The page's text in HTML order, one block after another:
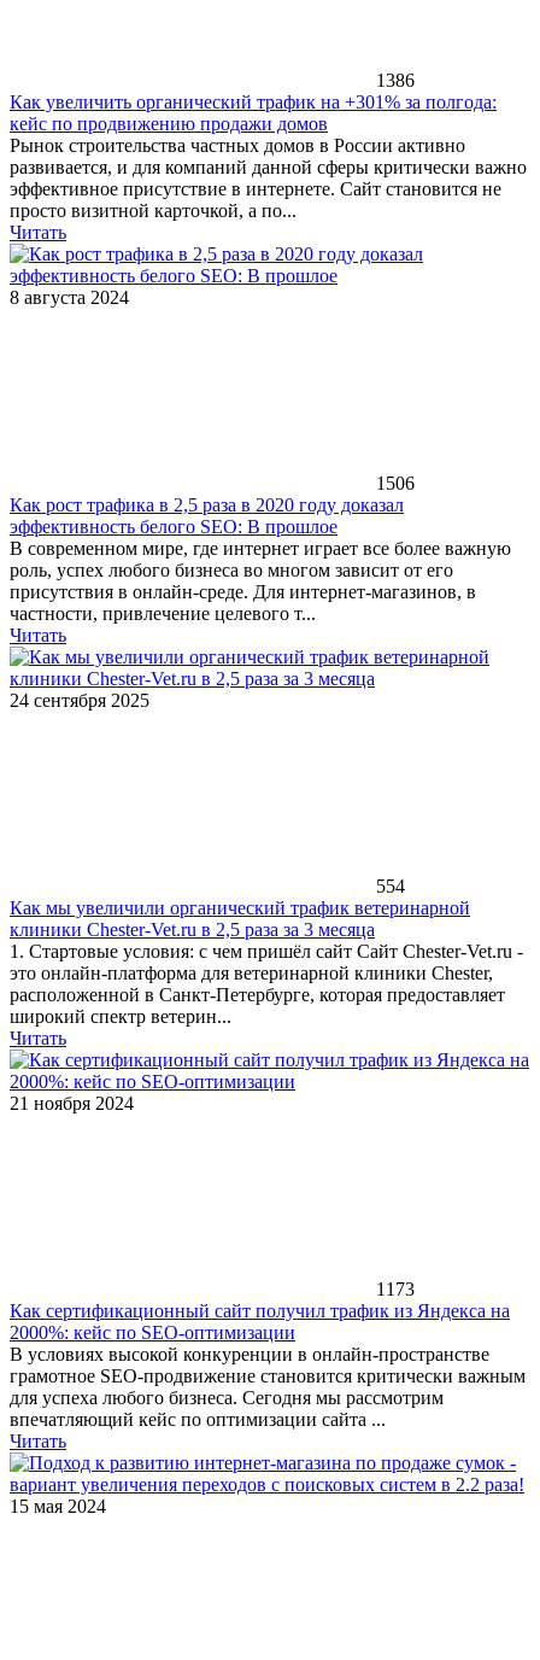
1386
Как увеличить органический трафик на +301% за полгода:
кейс по продвижению продажи домов
Рынок строительства частных домов в России активно
развивается, и для компаний данной сферы критически важно
эффективное присутствие в интернете. Сайт становится не
просто визитной карточкой, а по...
Читать
8 августа 2024
1506
Как рост трафика в 2,5 раза в 2020 году доказал
эффективность белого SEO: В прошлое
В современном мире, где интернет играет все более важную
роль, успех любого бизнеса во многом зависит от его
присутствия в онлайн-среде. Для интернет-магазинов, в
частности, привлечение целевого т...
Читать
24 сентября 2025
554
Как мы увеличили органический трафик ветеринарной
клиники Chester-Vet.ru в 2,5 раза за 3 месяца
1. Стартовые условия: с чем пришёл сайт Сайт Chester-Vet.ru -
это онлайн-платформа для ветеринарной клиники Chester,
расположенной в Санкт-Петербурге, которая предоставляет
широкий спектр ветерин...
Читать
21 ноября 2024
1173
Как сертификационный сайт получил трафик из Яндекса на
2000%: кейс по SEO-оптимизации
В условиях высокой конкуренции в онлайн-пространстве
грамотное SEO-продвижение становится критически важным
для успеха любого бизнеса. Сегодня мы рассмотрим
впечатляющий кейс по оптимизации сайта ...
Читать
15 мая 2024